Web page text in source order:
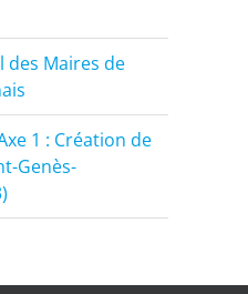
des Maires de
1 : Création de
Genès-